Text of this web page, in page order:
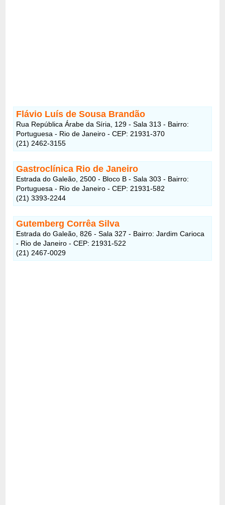
Flávio Luís de Sousa Brandão
Rua República Árabe da Síria, 129 - Sala 313 - Bairro:
Portuguesa - Rio de Janeiro - CEP: 21931-370
(21) 2462-3155
Gastroclínica Rio de Janeiro
Estrada do Galeão, 2500 - Bloco B - Sala 303 - Bairro:
Portuguesa - Rio de Janeiro - CEP: 21931-582
(21) 3393-2244
Gutemberg Corrêa Silva
Estrada do Galeão, 826 - Sala 327 - Bairro: Jardim Carioca
- Rio de Janeiro - CEP: 21931-522
(21) 2467-0029